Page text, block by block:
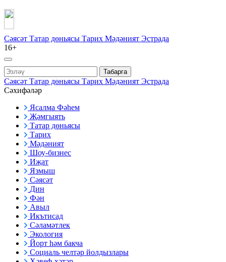
Сәясәт Татар дөньясы Тарих Мәдәният Эстрада
16+
Табарга
Сәясәт Татар дөньясы Тарих Мәдәният Эстрада
Сәхифәләр
Ясалма Фәһем
Җәмгыять
Татар дөньясы
Тарих
Мәдәният
Шоу-бизнес
Иҗат
Язмыш
Сәясәт
Дин
Фән
Авыл
Икътисад
Сәламәтлек
Экология
Йорт һәм бакча
Социаль челтәр йолдызлары